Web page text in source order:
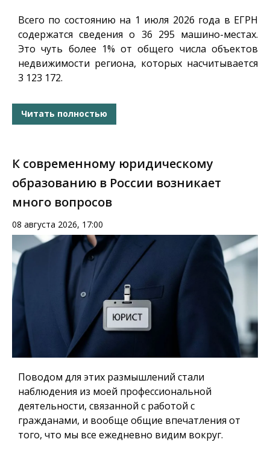
Всего по состоянию на 1 июля 2026 года в ЕГРН
содержатся сведения о 36 295 машино-местах.
Это чуть более 1% от общего числа объектов
недвижимости региона, которых насчитывается
3 123 172.
Читать полностью
К современному юридическому
образованию в России возникает
много вопросов
08 августа 2026, 17:00
Поводом для этих размышлений стали
наблюдения из моей профессиональной
деятельности, связанной с работой с
гражданами, и вообще общие впечатления от
того, что мы все ежедневно видим вокруг.